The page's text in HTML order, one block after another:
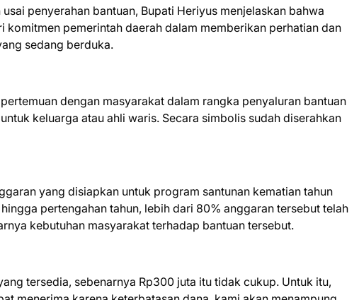
penyerahan bantuan, Bupati Heriyus menjelaskan bahwa
komitmen pemerintah daerah dalam memberikan perhatian dan
sedang berduka.
dengan masyarakat dalam rangka penyaluran bantuan
keluarga atau ahli waris. Secara simbolis sudah diserahkan
yang disiapkan untuk program santunan kematian tahun
pertengahan tahun, lebih dari 80% anggaran tersebut telah
kebutuhan masyarakat terhadap bantuan tersebut.
tersedia, sebenarnya Rp300 juta itu tidak cukup. Untuk itu,